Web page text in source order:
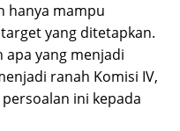
hanya mampu
yang ditetapkan.
apa yang menjadi
ranah Komisi IV,
ini kepada